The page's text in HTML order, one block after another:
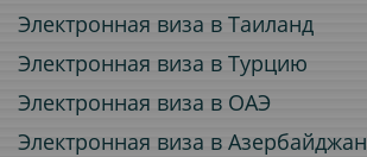
Электронная виза в Таиланд
Электронная виза в Турцию
Электронная виза в ОАЭ
Электронная виза в Азербайджан